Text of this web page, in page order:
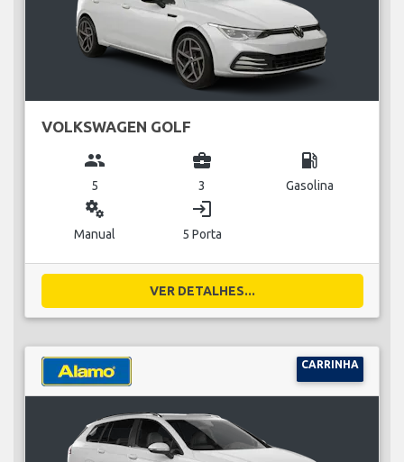
VOLKSWAGEN GOLF
group
5
business_center
3
local_gas_station
Gasolina
miscellaneous_services
Manual
login
5 Porta
VER DETALHES...
CARRINHA